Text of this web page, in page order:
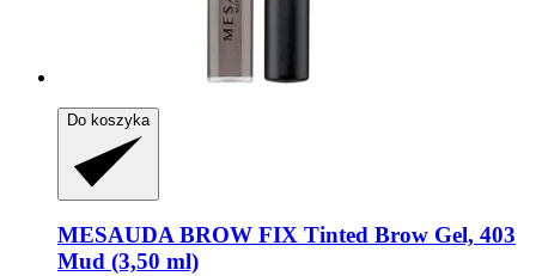
Do koszyka
MESAUDABROW FIX Tinted Brow Gel, 403
Mud (3,50 ml)